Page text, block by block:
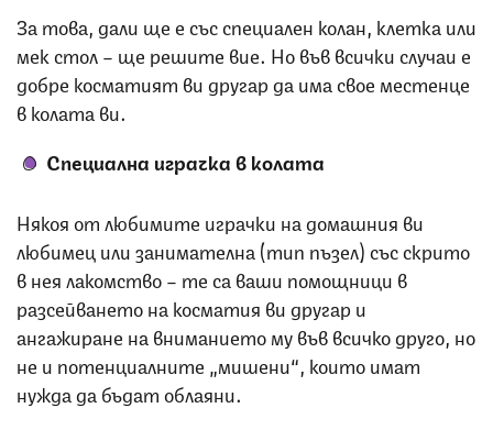
За това, дали ще е със специален колан, клетка или
мек стол – ще решите вие. Но във всички случаи е
добре косматият ви другар да има свое местенце
в колата ви.
Специална играчка в колата
Някоя от любимите играчки на домашния ви
любимец или занимателна (тип пъзел) със скрито
в нея лакомство – те са ваши помощници в
разсейването на косматия ви другар и
ангажиране на вниманието му във всичко друго, но
не и потенциалните „мишени“, които имат
нужда да бъдат облаяни.